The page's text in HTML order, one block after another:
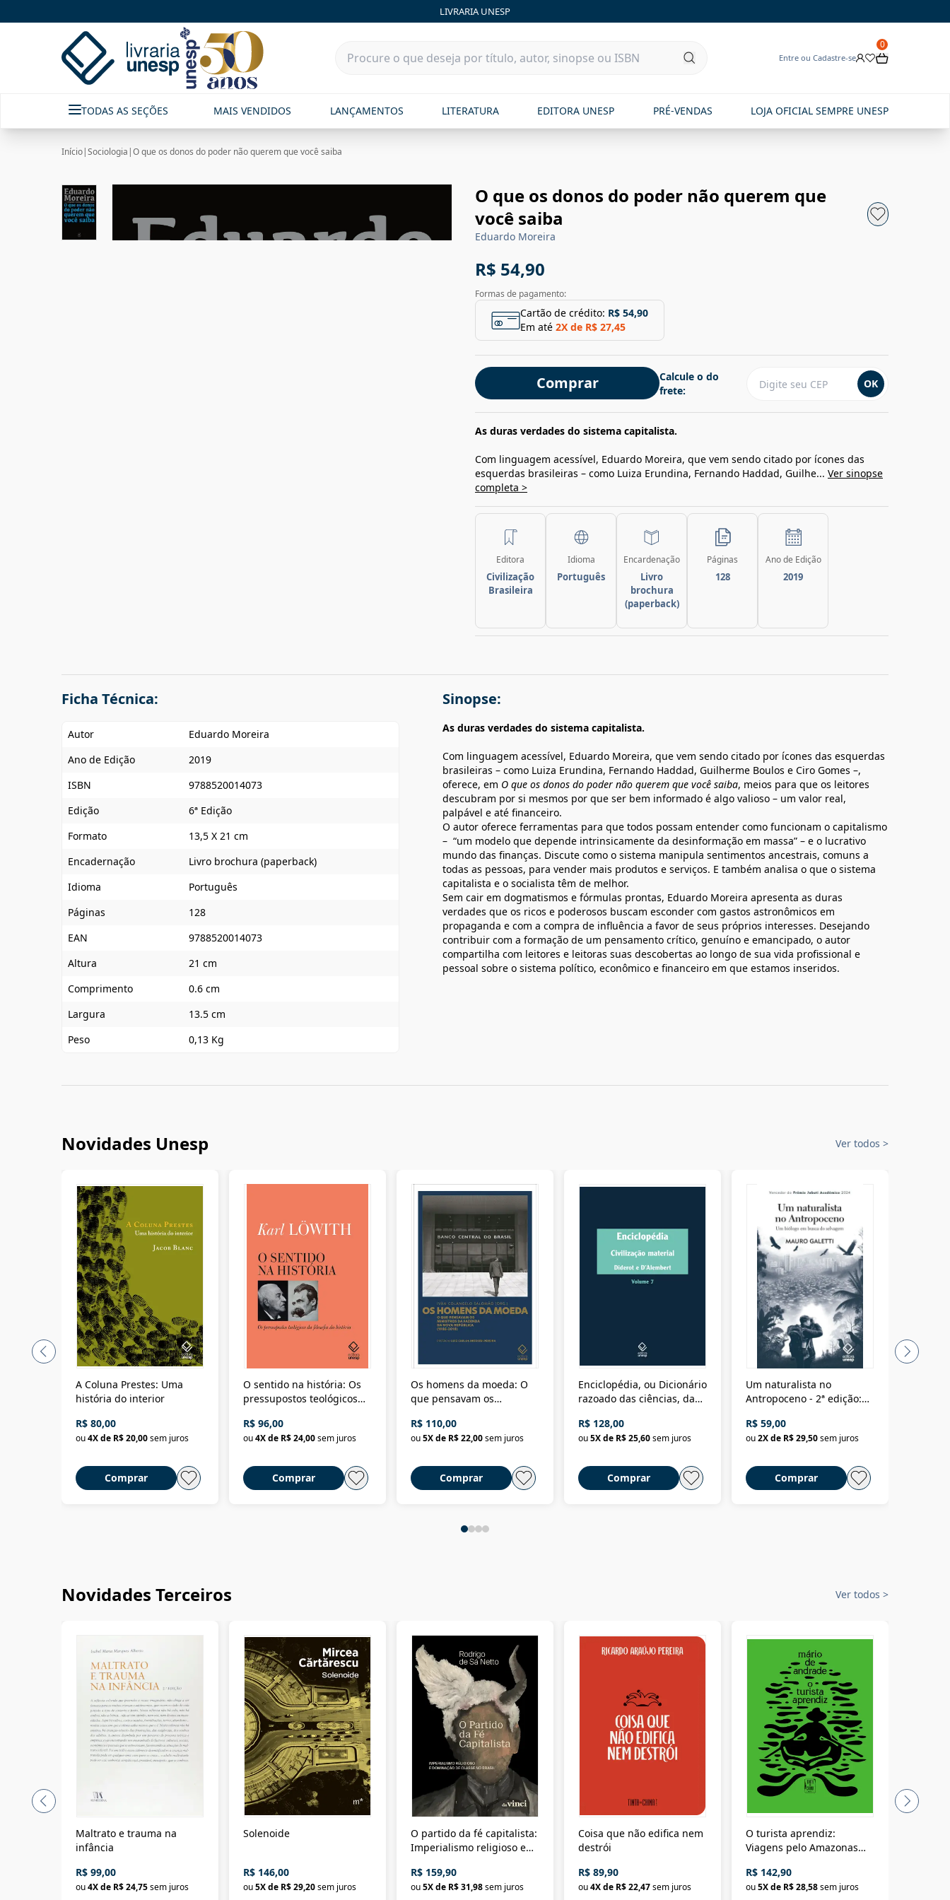
LIVRARIA UNESP
Entre ou Cadastre-se
0
TODAS AS SEÇÕES MAIS VENDIDOS LANÇAMENTOS LITERATURA EDITORA UNESP PRÉ-VENDAS LOJA OFICIAL SEMPRE UNESP
Início|Sociologia |O que os donos do poder não querem que você saiba
O que os donos do poder não querem que
você saiba
Eduardo Moreira
R$ 54,90
Formas de pagamento:
Cartão de crédito: R$ 54,90
Em até 2X de R$ 27,45
Comprar
Calcule o do
frete:
OK
As duras verdades do sistema capitalista.
Com linguagem acessível, Eduardo Moreira, que vem sendo citado por ícones das
esquerdas brasileiras – como Luiza Erundina, Fernando Haddad, Guilhe... Ver sinopse
completa >
Editora
Civilização
Brasileira
Idioma
Português
Encardenação
Livro
brochura
(paperback)
Páginas
128
Ano de Edição
2019
Ficha Técnica:
Autor
Eduardo Moreira
Ano de Edição
2019
ISBN
9788520014073
Edição
6ª Edição
Formato
13,5 X 21 cm
Encadernação
Livro brochura (paperback)
Idioma
Português
Páginas
128
EAN
9788520014073
Altura
21 cm
Comprimento
0.6 cm
Largura
13.5 cm
Peso
0,13 Kg
Sinopse:
As duras verdades do sistema capitalista.
Com linguagem acessível, Eduardo Moreira, que vem sendo citado por ícones das esquerdas
brasileiras – como Luiza Erundina, Fernando Haddad, Guilherme Boulos e Ciro Gomes –,
oferece, em O que os donos do poder não querem que você saiba, meios para que os leitores
descubram por si mesmos por que ser bem informado é algo valioso – um valor real,
palpável e até financeiro.
O autor oferece ferramentas para que todos possam entender como funcionam o capitalismo
– “um modelo que depende intrinsicamente da desinformação em massa” – e o lucrativo
mundo das finanças. Discute como o sistema manipula sentimentos ancestrais, comuns a
todas as pessoas, para vender mais produtos e serviços. E também analisa o que o sistema
capitalista e o socialista têm de melhor.
Sem cair em dogmatismos e fórmulas prontas, Eduardo Moreira apresenta as duras
verdades que os ricos e poderosos buscam esconder com gastos astronômicos em
propaganda e com a compra de influência a favor de seus próprios interesses. Desejando
contribuir com a formação de um pensamento crítico, genuíno e emancipado, o autor
compartilha com leitores e leitoras suas descobertas ao longo de sua vida profissional e
pessoal sobre o sistema político, econômico e financeiro em que estamos inseridos.
Novidades Unesp Ver todos >
A Coluna Prestes: Uma
história do interior
R$ 80,00
ou4X de R$ 20,00sem juros
Comprar
O sentido na história: Os
pressupostos teológicos
R$ 96,00
ou4X de R$ 24,00sem juros
Comprar
Os homens da moeda: O
que pensavam os
Nova República (1985-
2018)
R$ 110,00
ou5X de R$ 22,00sem juros
Comprar
Enciclopédia, ou Dicionário
razoado das ciências, das
Civilização material
R$ 128,00
ou5X de R$ 25,60sem juros
Comprar
Um naturalista no
Antropoceno - 2ª edição:
selvagem
R$ 59,00
ou2X de R$ 29,50sem juros
Comprar
Novidades Terceiros Ver todos >
Maltrato e trauma na
infância
R$ 99,00
ou4X de R$ 24,75sem juros
Solenoide
R$ 146,00
ou5X de R$ 29,20sem juros
O partido da fé capitalista:
Imperialismo religioso e
Brasil
R$ 159,90
ou5X de R$ 31,98sem juros
Coisa que não edifica nem
destrói
R$ 89,90
ou4X de R$ 22,47sem juros
O turista aprendiz:
Viagens pelo Amazonas
até a Bolívia e por Marajó
até dizer chega
R$ 142,90
ou5X de R$ 28,58sem juros